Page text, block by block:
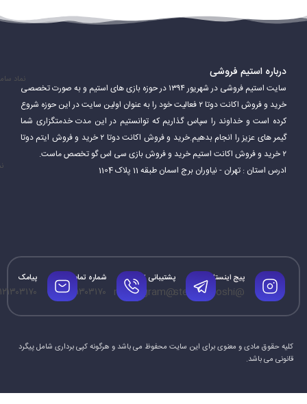
درباره استیم فروشی
سایت استیم فروشی در شهریور ۱۳۹۴ در حوزه بازی های استیم و به صورت تخصصی
خرید و فروش اکانت دوتا ۲ فعالیت خود را به عنوان اولین سایت در این حوزه شروع
کرده است و خداوند را سپاس گذاریم که توانستیم در این مدت خدمتگزاری شما
گیمر های عزیز را انجام بدهیم.خرید و فروش اکانت دوتا ۲ خرید و فروش ایتم دوتا
۲ خرید و فروش اکانت استیم خرید و فروش بازی سی اس گو تخصص ماست.
ادرس استان : تهران - نیاوران برج اسمان طبقه 11 پلاک 1104
نماد
پیج اینستاگرام
@steamforoshi
پشتیبانی تلگرام
@mrtelegram
شماره تماس
۰۹۱۲۱۳۰۳۱۷۰
پیامک
کلیه حقوق مادی و معنوی برای این سایت محفوظ می باشد و هرگونه کپی برداری شامل پیگرد
قانونی می باشد.